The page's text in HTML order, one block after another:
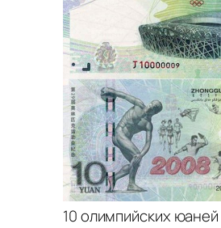
10 олимпийских юаней